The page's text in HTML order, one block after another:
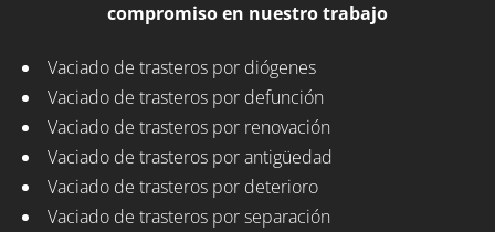
compromiso en nuestro trabajo
Vaciado de trasteros por diógenes
Vaciado de trasteros por defunción
Vaciado de trasteros por renovación
Vaciado de trasteros por antigüedad
Vaciado de trasteros por deterioro
Vaciado de trasteros por separación